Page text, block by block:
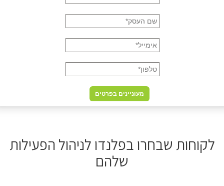
לקוחות שבחרו בפלנדו לניהול הפעילות
שלהם